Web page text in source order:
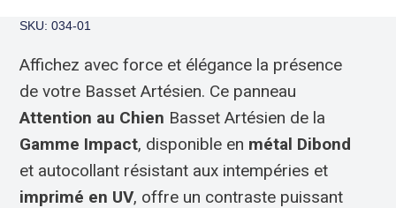
SKU: 034-01
Affichez avec force et élégance la présence
de votre Basset Artésien. Ce panneau
Attention au Chien Basset Artésien de la
Gamme Impact, disponible en métal Dibond
et autocollant résistant aux intempéries et
imprimé en UV, offre un contraste puissant